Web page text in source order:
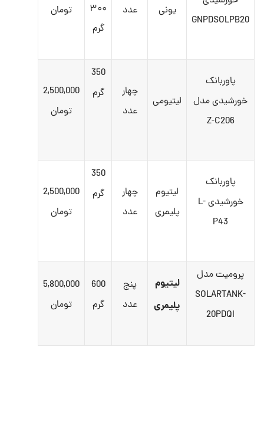
GNPDSOLPB20
یونی عدد
۳۰۰
گرم
تومان
پاوربانک
خورشیدی مدل
Z-C206
لیتیومی
چهار
عدد
350
گرم
2,500,000
تومان
پاوربانک
خورشیدی L-
P43
لیتیوم
پلیمری
چهار
عدد
350
گرم
2,500,000
تومان
پرومیت مدل
SOLARTANK-
20PDQI
لیتیوم
پلیمری
پنج
عدد
600
گرم
5,800,000
تومان